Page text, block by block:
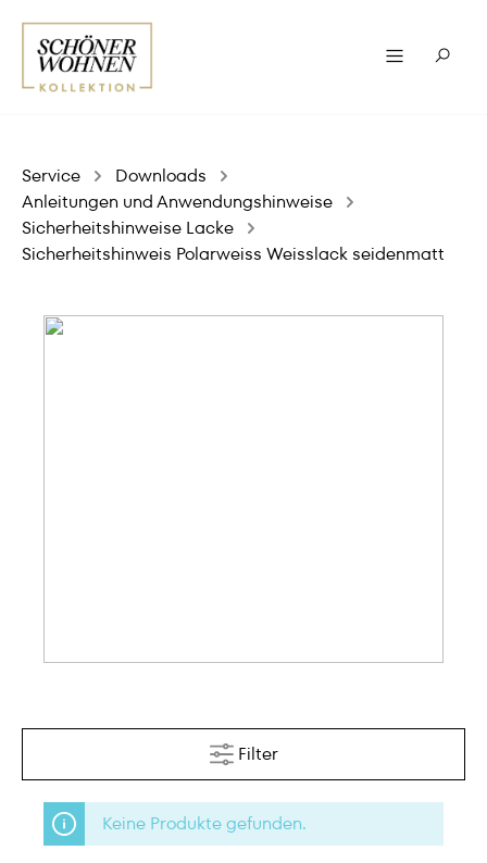
Service
Downloads
Anleitungen und Anwendungshinweise
Sicherheitshinweise Lacke
Sicherheitshinweis Polarweiss Weisslack seidenmatt
Filter
Keine Produkte gefunden.